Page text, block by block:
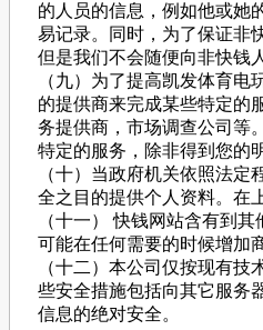
的人员的信息，例如他或她
易记录。同时，为了保证非
但是我们不会随便向非快钱
（九）为了提高凯发体育
的提供商来完成某些特定的
务提供商，市场调查公司等
特定的服务，除非得到您的
（十）当政府机关依照法
全之目的提供个人资料。在
（十一） 快钱网站含有到
可能在任何需要的时候增加
（十二）本公司仅按现有
些安全措施包括向其它服务
信息的绝对安全。